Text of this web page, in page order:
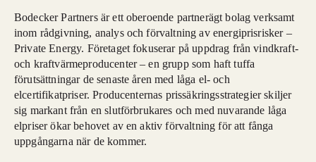
Bodecker Partners är ett oberoende partnerägt bolag verksamt
inom rådgivning, analys och förvaltning av energiprisrisker –
Private Energy. Företaget fokuserar på uppdrag från vindkraft-
och kraftvärmeproducenter – en grupp som haft tuffa
förutsättningar de senaste åren med låga el- och
elcertifikatpriser. Producenternas prissäkringsstrategier skiljer
sig markant från en slutförbrukares och med nuvarande låga
elpriser ökar behovet av en aktiv förvaltning för att fånga
uppgångarna när de kommer.